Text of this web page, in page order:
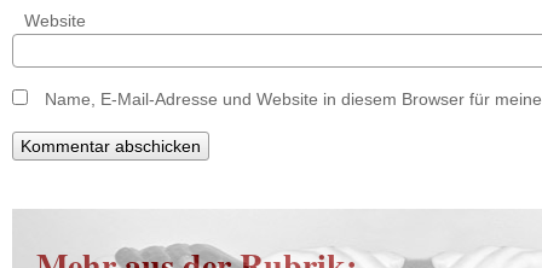
Website
Name, E-Mail-Adresse und Website in diesem Browser für